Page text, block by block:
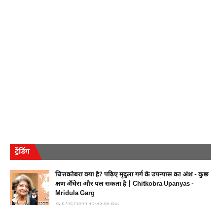
ट्रेंडिंग
चित्तकोबरा क्या है? पढ़िए मृदुला गर्ग के उपन्यास का अंश - कुछ
क्षण अँधेरा और पल सकता है | Chitkobra Upanyas -
Mridula Garg